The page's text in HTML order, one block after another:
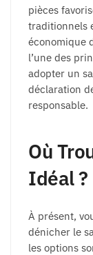
pièces
traditionnels
économique
l’une des
adopter un
déclaration
responsable.
Où
Idéal ?
À présent,
dénicher le
les options